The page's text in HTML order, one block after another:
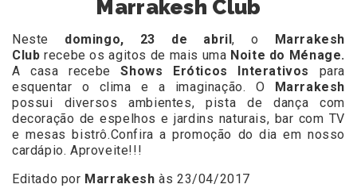
Marrakesh Club
Neste domingo, 23 de abril, o
Marrakesh
Club recebe os agitos de mais uma Noite do Ménage.
A casa recebeShows Eróticos Interativos
para
esquentar o clima e a imaginação. O
Marrakesh
possui diversos ambientes, pista de dança com
decoração de espelhos e jardins naturais, bar com TV
e mesas bistrô.Confira a promoção do dia em nosso
cardápio. Aproveite!!!
Editado por Marrakesh às 23/04/2017